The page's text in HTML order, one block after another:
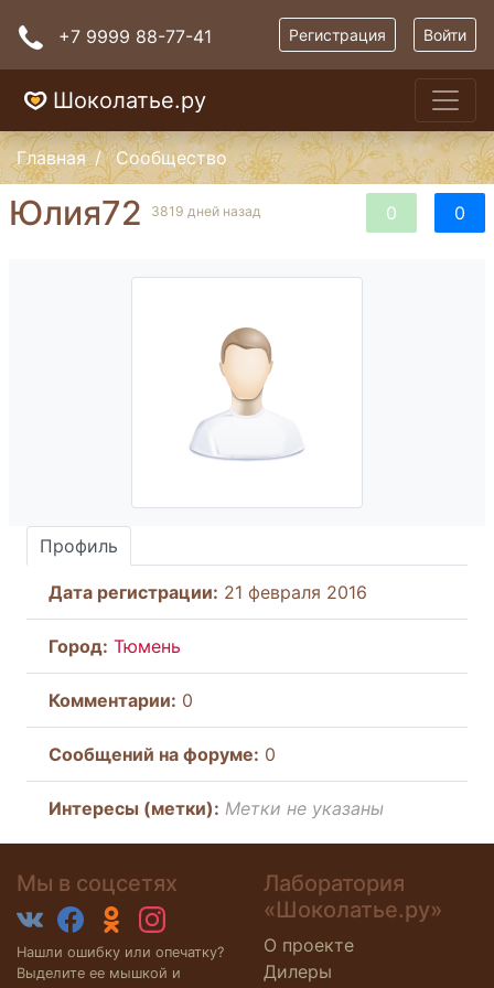
+7 9999 88-77-41 Регистрация Войти
Шоколатье.ру
Главная Сообщество
0 0
Юлия72 3819 дней назад
Профиль
Дата регистрации: 21 февраля 2016
Город: Тюмень
Комментарии: 0
Cообщений на форуме: 0
Интересы (метки): Метки не указаны
Мы в соцсетях
Нашли ошибку или опечатку?
Выделите ее мышкой и
Лаборатория
«Шоколатье.ру»
О проекте
Дилеры